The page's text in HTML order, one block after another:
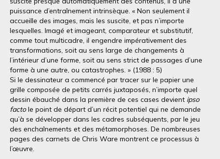
puissance d’entraînement intrinsèque. « Non seulement il
accueille des images, mais les suscite, et pas n’importe
lesquelles. Imagé et imageant, comparateur et substitutif,
comme tout multicadre, il engendre impérativement des
transformations, soit au sens large de changements à
l’intérieur d’une forme, soit au sens strict de passages d’une
forme à une autre, ou catastrophes. » (1988 : 5)
Si le dessinateur a commencé par tracer sur le papier une
grille composée de petits carrés juxtaposés, n’importe quel
dessin ébauché dans la première de ces cases devient ipso
factole point de départ d’un récit potentiel qui ne demande
qu’à se développer dans les cadres subséquents, par le jeu
des enchaînements et des métamorphoses. De nombreuses
pages des carnets de Chris Ware montrent ce processus à
l’œuvre.